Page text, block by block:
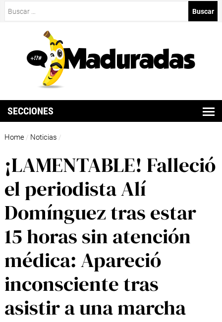
SECCIONES
Home / Noticias /
¡LAMENTABLE! Falleció
el periodista Alí
Domínguez tras estar
15 horas sin atención
médica: Apareció
inconsciente tras
asistir a una marcha